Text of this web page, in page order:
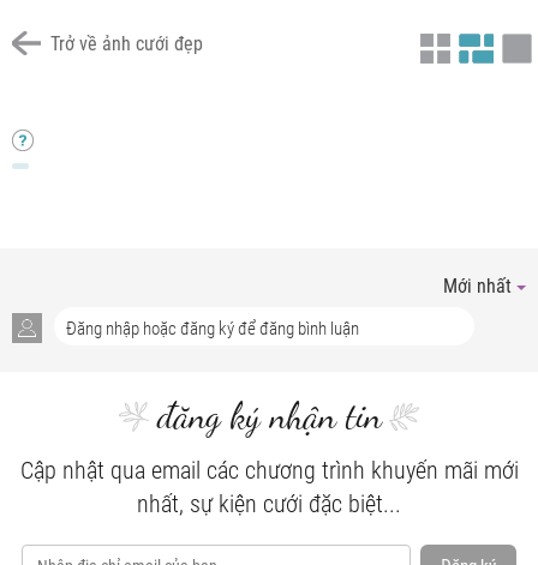
Trở về ảnh cưới đẹp
Chưa có tiêu đề
Chưa có tiêu đề
Chưa có tiêu đề
Chưa có tiêu đề
Chưa có tiêu đề
Chưa có tiêu đề
Chưa có tiêu đề
Mới nhất
đăng ký nhận tin
Cập nhật qua email các chương trình khuyến mãi mới
nhất, sự kiện cưới đặc biệt...